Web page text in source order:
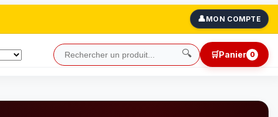
👤MON COMPTE
🔍 🛒Panier 0